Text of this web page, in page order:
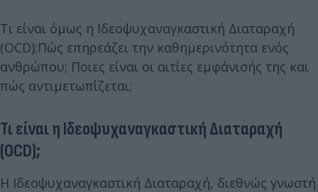
Τι είναι όμως η Ιδεοψυχαναγκαστική Διαταραχή
(OCD);Πώς επηρεάζει την καθημερινότητα ενός
ανθρώπου; Ποιες είναι οι αιτίες εμφάνισής της και
πώς αντιμετωπίζεται;
Τι είναι η Ιδεοψυχαναγκαστική Διαταραχή
(OCD);
Η Ιδεοψυχαναγκαστική Διαταραχή, διεθνώς γνωστή